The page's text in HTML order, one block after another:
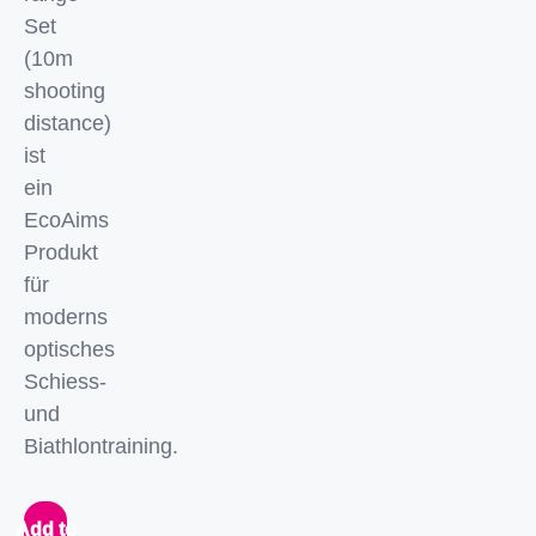
Set
(10m
shooting
distance)
ist
ein
EcoAims
Produkt
für
moderns
optisches
Schiess-
und
Biathlontraining.
Add to